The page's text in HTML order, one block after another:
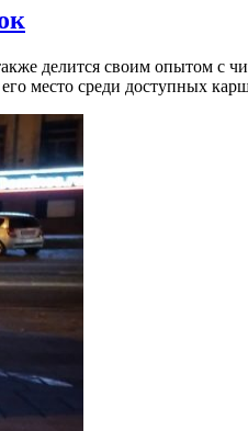
делится своим опытом с
место среди доступных